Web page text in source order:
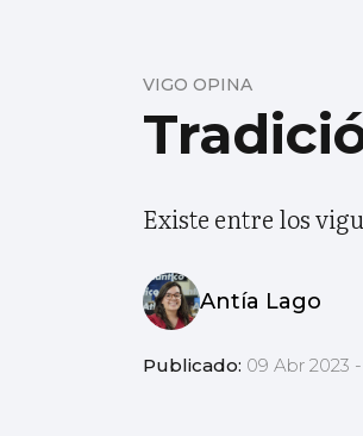
VIGO OPINA
Existe entre los
Antía Lago
Publicado: 09 Abr 2023